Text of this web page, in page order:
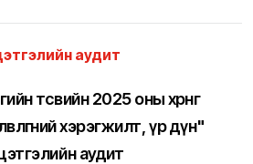
аудит
төсвийн 2025 оны хөрөнгө
хэрэгжилт, үр дүн"
аудит